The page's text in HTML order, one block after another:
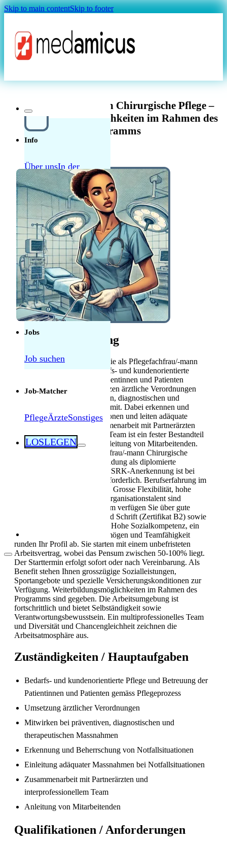
Skip to main contentSkip to footer
MAGAZIN
Magazin
Quellensteuer Lohnrechner
Herausforderungen als Pflegekraft in der
Schweiz: Was tatsächlich manchmal schwierig
Als Pflegekraft in die Schweiz: Leben, Kultur
und Alltag (2026)
Arbeitsbedingungen in der Pflege in der
Schweiz
Pflegefachperson Schweiz: Anerkennung &
Gehalt
Info
Über unsIn der
Schweiz in der Pflege
arbeitenRatgeber
KrankenkasseLeitfaden
Start in der Schweiz
Anerkennung
Mebeko Anerkennung
für ÄrzteDiplom-
Anerkennung für
Fachkräfte
Jobs
Job suchen
Job-Matcher
PflegeÄrzteSonstiges
LOSLEGEN
Pflegefachfrau/-mann Chirurgische Pflege –
Weiterbildungsmöglichkeiten im Rahmen des
Programms
Stellenbeschreibung
Im Pflegealltag übernehmen Sie als Pflegefachfrau/-mann
Chirurgische Pflege die bedarfs- und kundenorientierte
Pflege und Betreuung der Patientinnen und Patienten
gemäss Pflegeprozess. Sie setzen ärztliche Verordnungen
um und wirken bei präventiven, diagnostischen und
therapeutischen Massnahmen mit. Dabei erkennen und
beherrschen Sie Notfallsituationen und leiten adäquate
Massnahmen ein. Die Zusammenarbeit mit Partnerärzten
und dem interprofessionellen Team ist ein fester Bestandteil
Ihrer Tätigkeit, ebenso die Anleitung von Mitarbeitenden.
Für diese Rolle als Pflegefachfrau/-mann Chirurgische
Pflege bringen Sie eine Ausbildung als diplomierte
Pflegefachperson HF/FH mit. SRK-Anerkennung ist bei
ausländischen Abschlüssen erforderlich. Berufserfahrung im
Akutspital wird vorausgesetzt. Grosse Flexibilität, hohe
Belastbarkeit und ein hohes Organisationstalent sind
wichtige Eigenschaften. Zudem verfügen Sie über gute
Deutschkenntnisse in Wort und Schrift (Zertifikat B2) sowie
gute IT-Anwenderkenntnisse. Hohe Sozialkompetenz, ein
ausgeprägtes Einfühlungsvermögen und Teamfähigkeit
runden Ihr Profil ab. Sie starten mit einem unbefristeten
Arbeitsvertrag, wobei das Pensum zwischen 50-100% liegt.
Der Starttermin erfolgt sofort oder nach Vereinbarung. Als
Benefit stehen Ihnen grosszügige Sozialleistungen,
Sportangebote und spezielle Versicherungskonditionen zur
Verfügung. Weiterbildungsmöglichkeiten im Rahmen des
Programms sind gegeben. Die Arbeitsumgebung ist
fortschrittlich und bietet Selbständigkeit sowie
Verantwortungsbewusstsein. Ein multiprofessionelles Team
und Diversität und Chancengleichheit zeichnen die
Arbeitsatmosphäre aus.
Zuständigkeiten / Hauptaufgaben
Bedarfs- und kundenorientierte Pflege und Betreuung der
Patientinnen und Patienten gemäss Pflegeprozess
Umsetzung ärztlicher Verordnungen
Mitwirken bei präventiven, diagnostischen und
therapeutischen Massnahmen
Erkennung und Beherrschung von Notfallsituationen
Einleitung adäquater Massnahmen bei Notfallsituationen
Zusammenarbeit mit Partnerärzten und
interprofessionellem Team
Anleitung von Mitarbeitenden
Qualifikationen / Anforderungen